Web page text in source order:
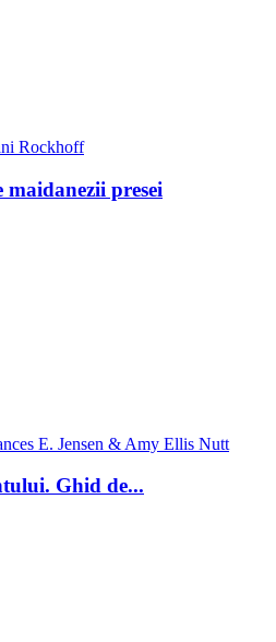
Rockhoff
maidanezii presei
E. Jensen & Amy Ellis Nutt
Ghid de...